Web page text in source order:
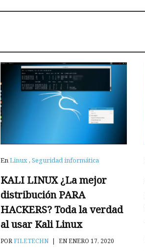
EnLinux, Seguridad informática
KALI LINUX ¿La mejor
distribución PARA
HACKERS? Toda la verdad
al usar Kali Linux
PORFILETECHN | EN ENERO 17, 2020